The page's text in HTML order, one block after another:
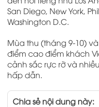
San Diego, New York,
Washington D.C.
Mùa thu (tháng 9-10)
điểm cao điểm khách
cảnh sắc rực rỡ và
hấp dẫn.
Chia sẻ nội dung này: